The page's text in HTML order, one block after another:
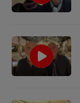
PODCASTS
CONCOURS